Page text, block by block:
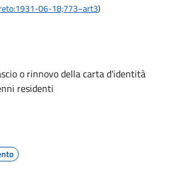
06-18;773~art3)
o rinnovo della carta d'identità
residenti